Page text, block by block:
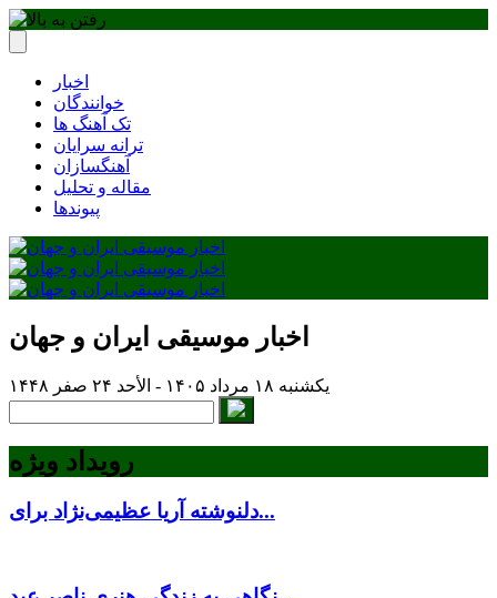
اخبار
خوانندگان
تک آهنگ ها
ترانه سرایان
آهنگسازان
مقاله و تحلیل
پیوندها
اخبار موسیقی ایران و جهان
یکشنبه ۱۸ مرداد ۱۴۰۵ - الأحد ۲۴ صفر ۱۴۴۸
رویداد ویژه
دلنوشته آریا عظیمی‌نژاد برای...